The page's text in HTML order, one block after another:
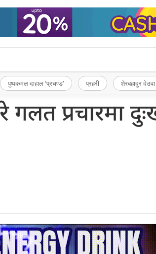
पुष्पकमल दाहाल ‘प्रचण्ड’ प्रहरी शेरबहादुर देउवा
गलत प्रचारमा